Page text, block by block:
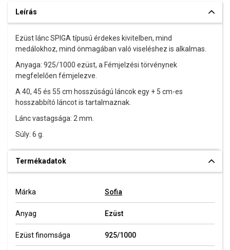
Leírás
Ezüst lánc SPIGA típusú érdekes kivitelben, mind
medálokhoz, mind önmagában való viseléshez is alkalmas.
Anyaga: 925/1000 ezüst, a Fémjelzési törvénynek
megfelelően fémjelezve.
A 40, 45 és 55 cm hosszúságú láncok egy + 5 cm-es
hosszabbító láncot is tartalmaznak.
Lánc vastagsága: 2 mm.
Súly: 6 g.
Termékadatok
Márka Sofia
Anyag Ezüst
Ezüst finomsága 925/1000